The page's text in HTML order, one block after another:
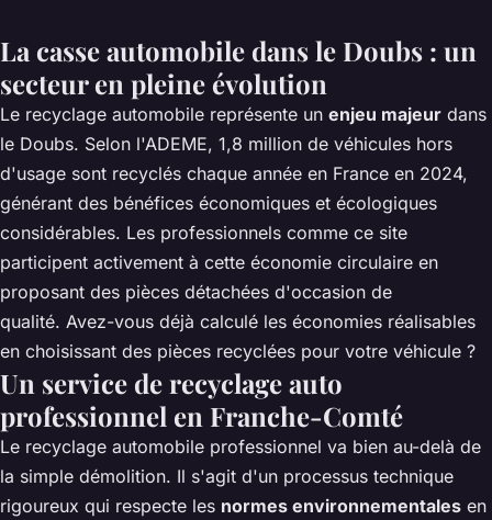
La casse automobile dans le Doubs : un
secteur en pleine évolution
Le recyclage automobile représente un enjeu majeur dans
le Doubs. Selon l'ADEME, 1,8 million de véhicules hors
d'usage sont recyclés chaque année en France en 2024,
générant des bénéfices économiques et écologiques
considérables. Les professionnels comme ce site
participent activement à cette économie circulaire en
proposant des pièces détachées d'occasion de
qualité. Avez-vous déjà calculé les économies réalisables
en choisissant des pièces recyclées pour votre véhicule ?
Un service de recyclage auto
professionnel en Franche-Comté
Le recyclage automobile professionnel va bien au-delà de
la simple démolition. Il s'agit d'un processus technique
rigoureux qui respecte les normes environnementales en